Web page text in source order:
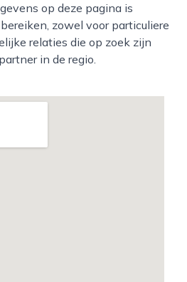
op deze pagina is
zowel voor particuliere
relaties die op zoek zijn
in de regio.